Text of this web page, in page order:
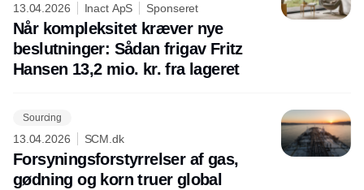
13.04.2026 Inact ApS Sponseret
Når kompleksitet kræver nye
beslutninger: Sådan frigav Fritz
Hansen 13,2 mio. kr. fra lageret
Sourcing
13.04.2026 SCM.dk
Forsyningsforstyrrelser af gas,
gødning og korn truer global